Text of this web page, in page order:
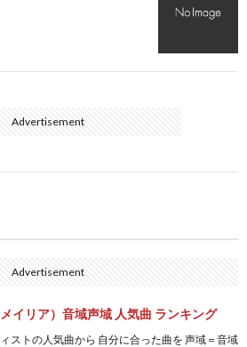
Advertisement
Advertisement
イリア）音域声域 人気曲 ランキング
ストの人気曲から 自分に合った曲を 声域＝音域